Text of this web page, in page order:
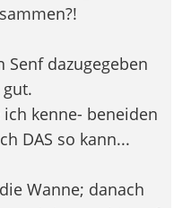
Senf dazugegeben
kenne- beneiden
DAS so kann...
Wanne; danach